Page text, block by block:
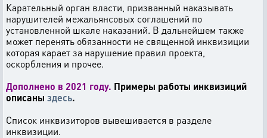
Карательный орган власти, призванный наказывать
нарушителей межальянсовых соглашений по
установленной шкале наказаний. В дальнейшем также
может перенять обязанности не священной инквизиции
которая карает за нарушение правил проекта,
оскорбления и прочее.
Дополнено в 2021 году. Примеры работы инквизиций
описаны здесь.
Список инквизиторов вывешивается в разделе
инквизиции.